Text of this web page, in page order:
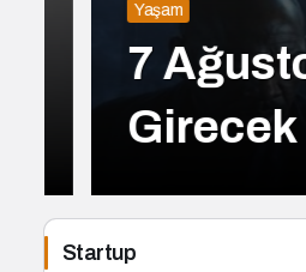
Yaşam
7
Girecek
Startup